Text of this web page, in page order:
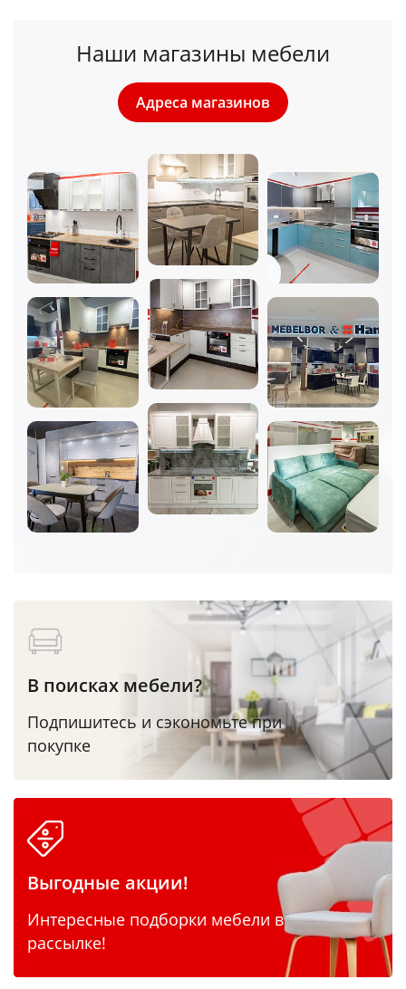
Наши магазины мебели
Адреса магазинов
В поисках мебели?
Подпишитесь и сэкономьте при
покупке
Выгодные акции!
Интересные подборки мебели в
рассылке!